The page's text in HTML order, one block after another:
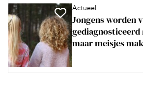
Actueel
Jongens worden
maar meisjes